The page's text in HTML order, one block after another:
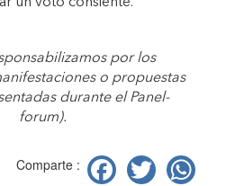
por los
o propuestas
durante el Panel-
forum).
Comparte : Facebook
Twitter